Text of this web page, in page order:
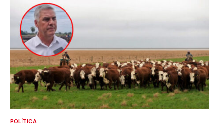
POLÍTICA